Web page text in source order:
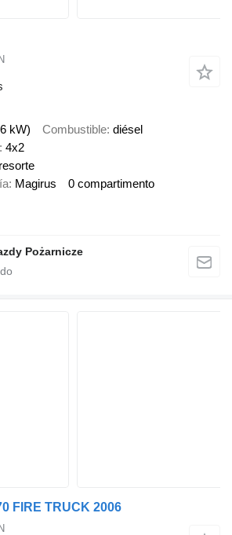
kW) Combustible diésel
4x2
Magirus 0 compartimento
Pożarnicze
FIRE TRUCK 2006